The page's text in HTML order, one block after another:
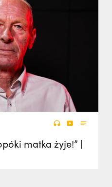
matka żyje!” |